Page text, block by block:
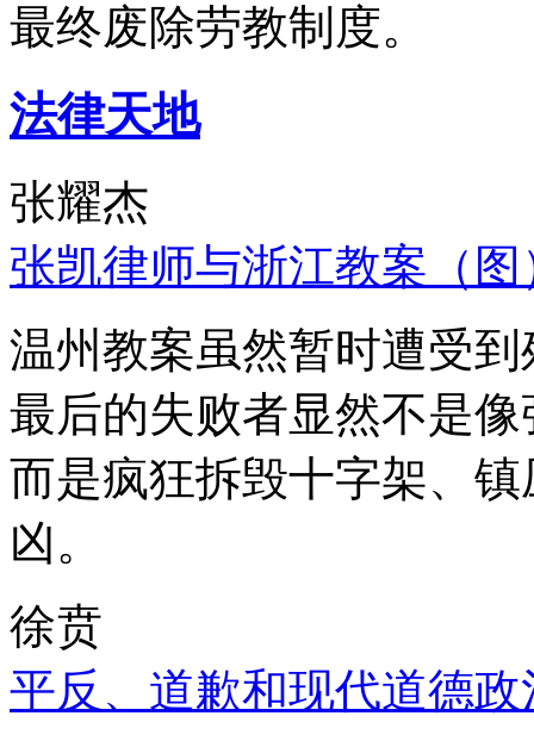
最终废除劳教制度。
法律天地
张耀杰
张凯律师与浙江教案（图
温州教案虽然暂时遭受
最后的失败者显然不是
而是疯狂拆毁十字架、
凶。
徐贲
平反、道歉和现代道德政